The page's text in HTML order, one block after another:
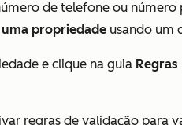
de telefone ou
propriedade usando um
e clique na guia Regras
regras de validação para